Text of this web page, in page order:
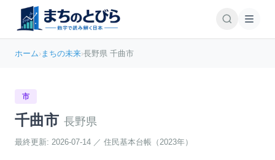
ホーム›まちの未来›長野県 千曲市
市
千曲市 長野県
最終更新: 2026-07-14 ／ 住民基本台帳（2023年）